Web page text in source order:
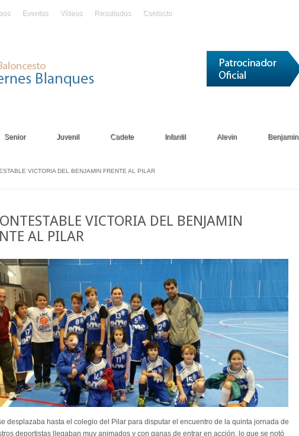
Eventos Vídeos Resultados Contacto
Senior Juvenil Cadete Infantil Alevin Benjamin
VICTORIA DEL BENJAMIN FRENTE AL PILAR
VICTORIA DEL BENJAMIN
AL PILAR
1
desplazaba hasta el colegio del Pilar para disputar el encuentro de la quinta jornada de
deportistas llegaban muy animados y con ganas de entrar en acción, lo que se notó